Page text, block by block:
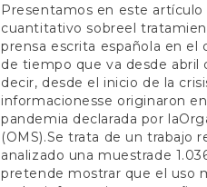
Presentamos en este artículo
cuantitativo sobreel
prensa escrita española en el
de tiempo que va desde abril
decir, desde el inicio de la
informacionesse originaron
pandemia declarada por
(OMS).Se trata de un trabajo
analizado una muestrade
pretende mostrar que el uso